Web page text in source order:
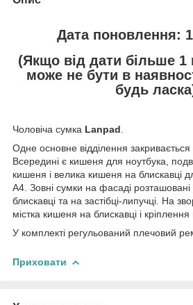
Дата поновлення:
(Якщо від дати більше 1
може не бути в
будь
Чоловіча сумка Lanpad
Одне основне відділення закривається
Всередині є кишеня для ноутбука,
кишеня і велика кишеня на блискавці
А4. Зовні сумки на фасаді розташовані
блискавці та на застібці-липучці. На
містка кишеня на блискавці і кріплення
У комплекті регульований плечовий
Приховати